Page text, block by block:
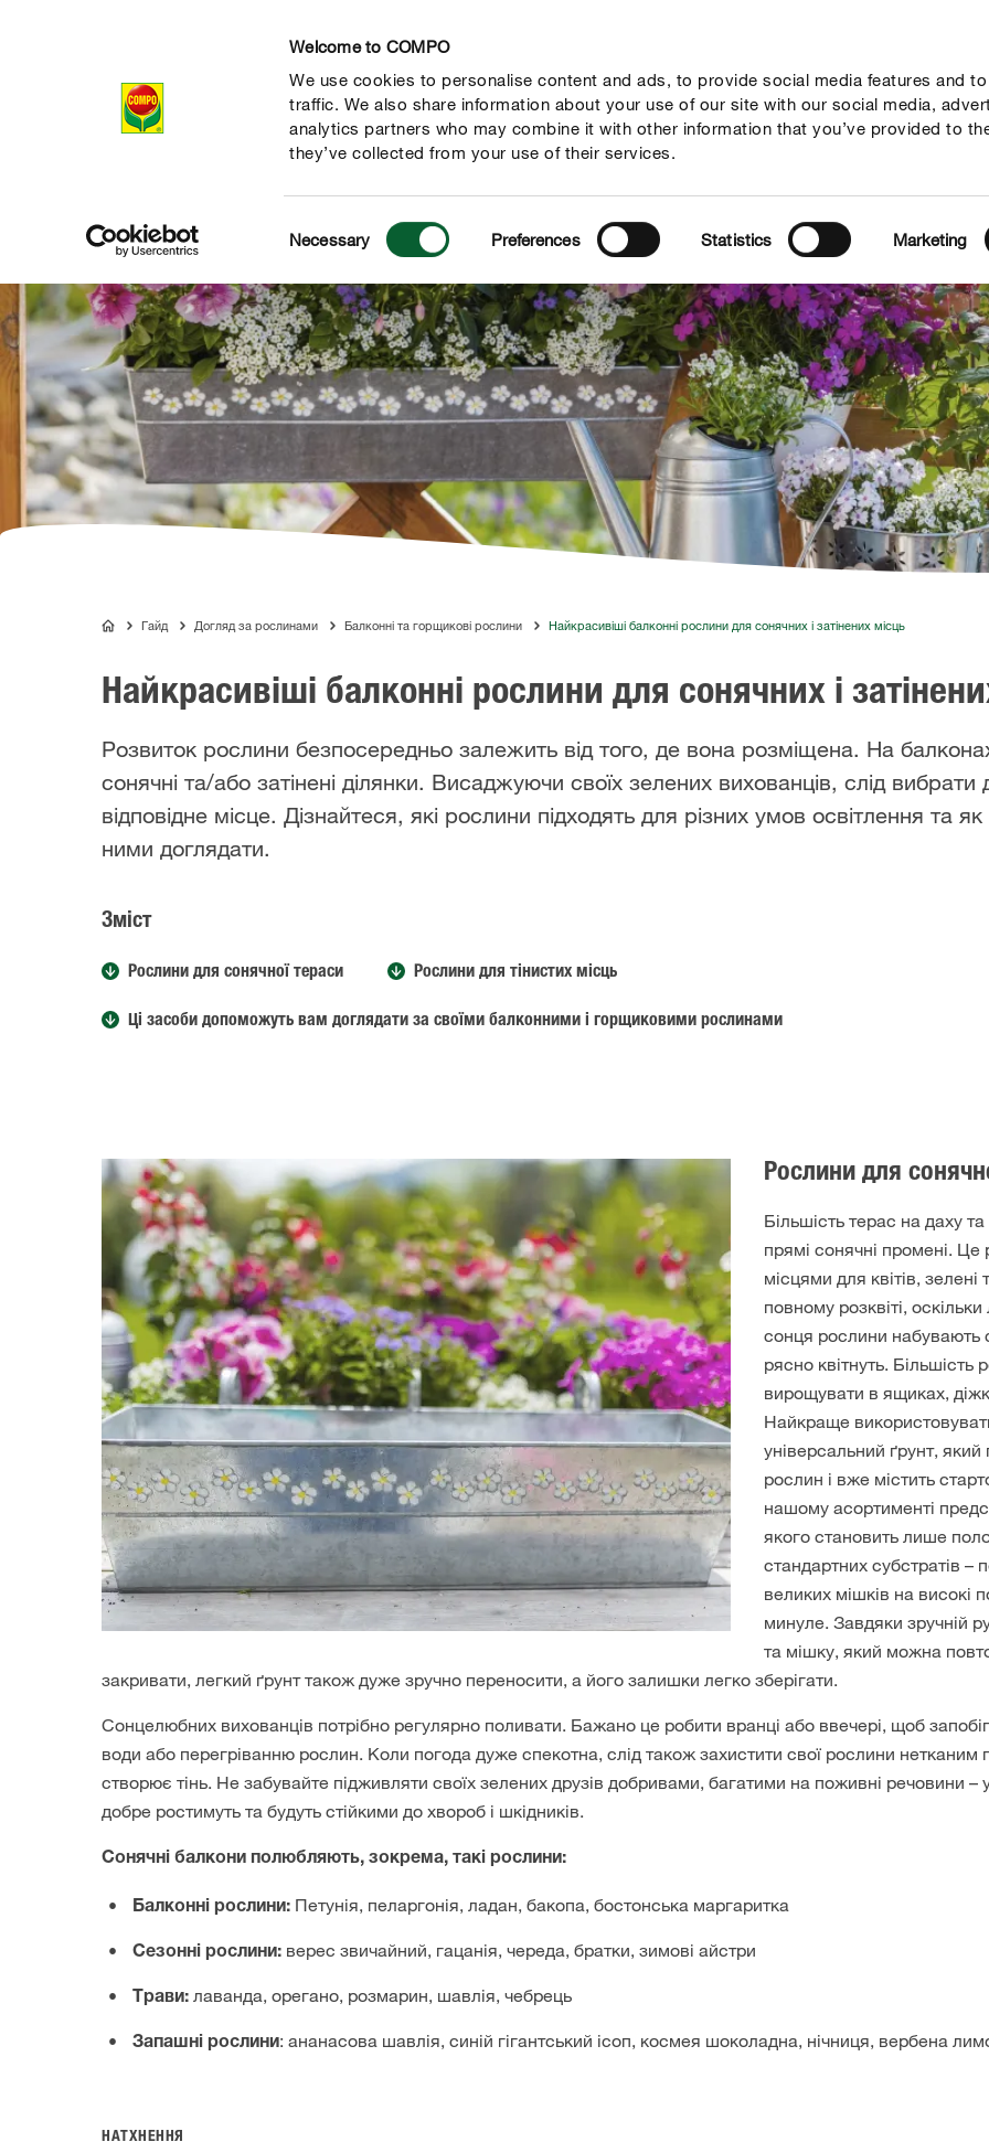
Welcome to COMPO
We use cookies to personalise content and ads, to provide social media features and
traffic. We also share information about your use of our site with our social media,
analytics partners who may combine it with other information that you’ve provided to
they’ve collected from your use of their services.
Selection
Necessary Preferences Statistics Marketing
Продукти Гайд Компанія Зв'язок
COMPOГайд Догляд за рослинами Балконні та горщикові рослини Найкрасивіші балконні рослини для сонячних і затінених місць
Найкрасивіші балконні рослини для сонячних і
Розвиток рослини безпосередньо залежить від того, де вона розміщена. На
сонячні та/або затінені ділянки. Висаджуючи своїх зелених вихованців, слід вибрати
відповідне місце. Дізнайтеся, які рослини підходять для різних умов освітлення та
ними доглядати.
Зміст
Рослини для сонячної тераси Рослини для тінистих місць
Ці засоби допоможуть вам доглядати за своїми балконними і горщиковими рослинами
Рослини для
Більшість терас на даху
прямі сонячні промені. Це
місцями для квітів,
повному розквіті,
сонця рослини набувають
рясно квітнуть.
вирощувати в ящиках,
Найкраще
універсальний ґрунт, який
рослин і вже містить
нашому асортименті
якого становить лише
стандартних субстратів –
великих мішків на високі
минуле. Завдяки зручній
та мішку, який можна
закривати, легкий ґрунт також дуже зручно переносити, а його залишки легко зберігати.
Сонцелюбних вихованців потрібно регулярно поливати. Бажано це робити вранці або ввечері, щоб
води або перегріванню рослин. Коли погода дуже спекотна, слід також захистити свої рослини нетканим
створює тінь. Не забувайте підживляти своїх зелених друзів добривами, багатими на поживні речовини –
добре ростимуть та будуть стійкими до хвороб і шкідників.
Сонячні балкони полюбляють, зокрема, такі рослини:
Балконні рослини: Петунія, пеларгонія, ладан, бакопа, бостонська маргаритка
Сезонні рослини: верес звичайний, гацанія, череда, братки, зимові айстри
Трави: лаванда, орегано, розмарин, шавлія, чебрець
Запашні рослини: ананасова шавлія, синій гігантський ісоп, космея шоколадна, нічниця, вербена
НАТХНЕННЯ